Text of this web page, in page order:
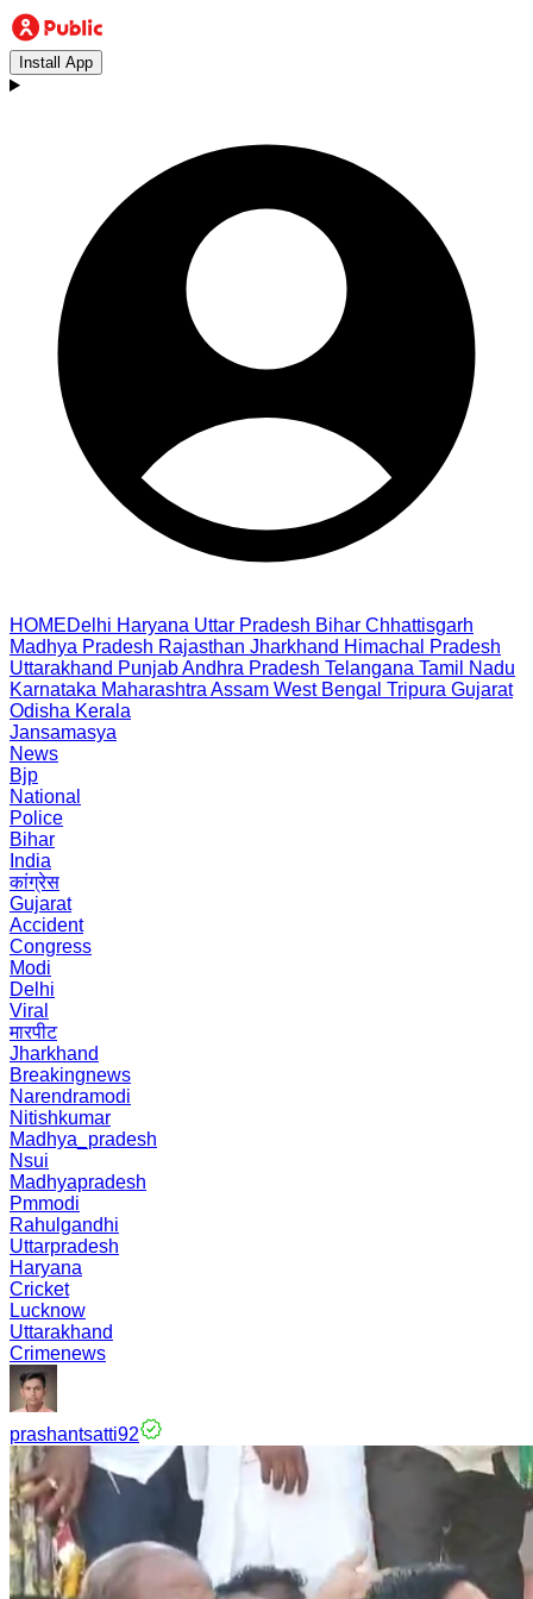
Install App
HOMEDelhi Haryana Uttar Pradesh Bihar Chhattisgarh
Madhya Pradesh Rajasthan Jharkhand Himachal Pradesh
Uttarakhand PunjabAndhra Pradesh Telangana Tamil Nadu
Karnataka Maharashtra Assam West Bengal Tripura Gujarat
Odisha Kerala
Jansamasya
News
Bjp
National
Police
Bihar
India
कांग्रेस
Gujarat
Accident
Congress
Modi
Delhi
Viral
मारपीट
Jharkhand
Breakingnews
Narendramodi
Nitishkumar
Madhya_pradesh
Nsui
Madhyapradesh
Pmmodi
Rahulgandhi
Uttarpradesh
Haryana
Cricket
Lucknow
Uttarakhand
Crimenews
prashantsatti92